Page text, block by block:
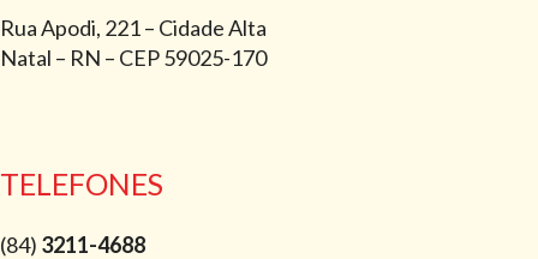
Rua Apodi, 221 – Cidade Alta
Natal – RN – CEP 59025-170
TELEFONES
(84) 3211-4688